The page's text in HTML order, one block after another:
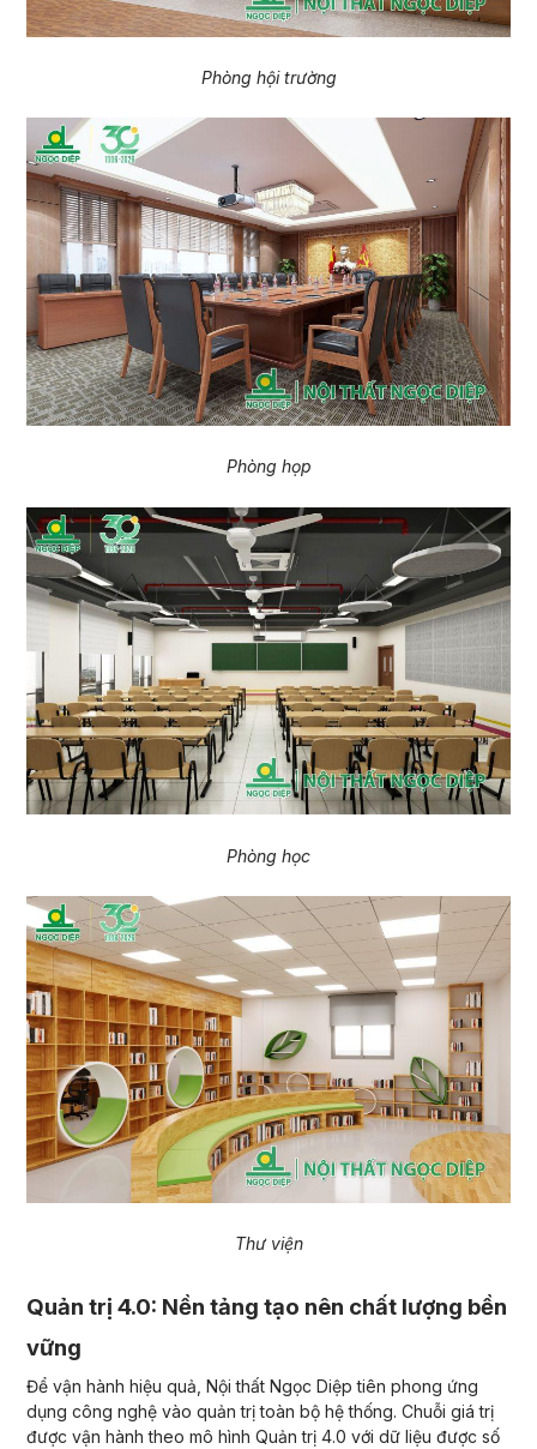
Phòng hội trường
Phòng họp
Phòng học
Thư viện
Quản trị 4.0: Nền tảng tạo nên chất lượng bền
vững
Để vận hành hiệu quả, Nội thất Ngọc Diệp tiên phong ứng
dụng công nghệ vào quản trị toàn bộ hệ thống. Chuỗi giá trị
được vận hành theo mô hình Quản trị 4.0 với dữ liệu được số